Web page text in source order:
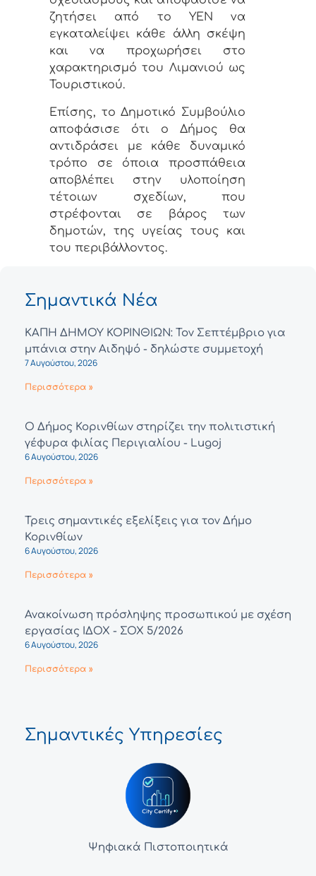
ζητήσει από το ΥΕΝ να
εγκαταλείψει κάθε άλλη σκέψη
και να προχωρήσει στο
χαρακτηρισμό του Λιμανιού ως
Τουριστικού.
Επίσης, το Δημοτικό Συμβούλιο
αποφάσισε ότι ο Δήμος θα
αντιδράσει με κάθε δυναμικό
τρόπο σε όποια προσπάθεια
αποβλέπει στην υλοποίηση
τέτοιων σχεδίων, που
στρέφονται σε βάρος των
δημοτών, της υγείας τους και
του περιβάλλοντος.
Σημαντικά Νέα
ΚΑΠΗ ΔΗΜΟΥ ΚΟΡΙΝΘΙΩΝ: Τον Σεπτέμβριο για
μπάνια στην Αιδηψό - δηλώστε συμμετοχή
7 Αυγούστου, 2026
Περισσότερα »
Ο Δήμος Κορινθίων στηρίζει την πολιτιστική
γέφυρα φιλίας Περιγιαλίου - Lugoj
6 Αυγούστου, 2026
Περισσότερα »
Τρεις σημαντικές εξελίξεις για τον Δήμο
Κορινθίων
6 Αυγούστου, 2026
Περισσότερα »
Ανακοίνωση πρόσληψης προσωπικού με σχέση
εργασίας ΙΔΟΧ - ΣΟΧ 5/2026
6 Αυγούστου, 2026
Περισσότερα »
Σημαντικές Υπηρεσίες
Ψηφιακά Πιστοποιητικά